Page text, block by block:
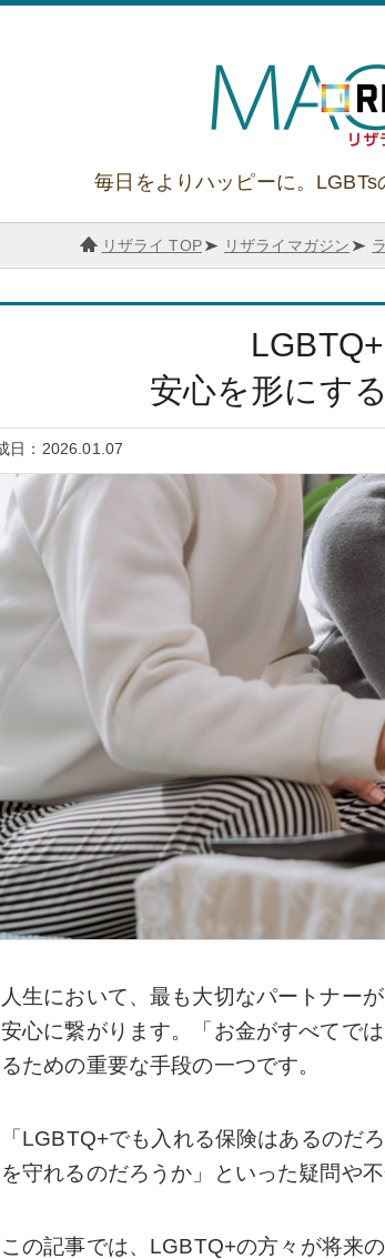
毎日をよりハッピーに。
リザライ TOP リザライマガジン
安心を形にす
2026.01.07
人生において、最も大切なパートナー
安心に繋がります。「お金がすべてで
るための重要な手段の一つです。
「LGBTQ+でも入れる保険はあるのだ
を守れるのだろうか」といった疑問や
この記事では、LGBTQ+の方々が将来